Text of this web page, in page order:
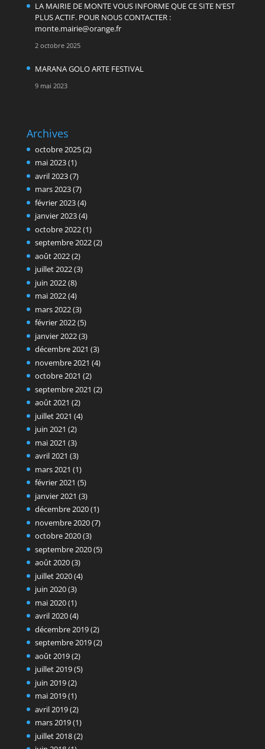
LA MAIRIE DE MONTE VOUS INFORME QUE CE SITE N’EST
PLUS ACTIF. POUR NOUS CONTACTER :
monte.mairie@orange.fr
2 octobre 2025
MARANA GOLO ARTE FESTIVAL
9 mai 2023
Archives
octobre 2025(2)
mai 2023(1)
avril 2023(7)
mars 2023(7)
février 2023(4)
janvier 2023(4)
octobre 2022(1)
septembre 2022(2)
août 2022(2)
juillet 2022(3)
juin 2022(8)
mai 2022(4)
mars 2022(3)
février 2022(5)
janvier 2022(3)
décembre 2021 (3)
novembre 2021 (4)
octobre 2021 (2)
septembre 2021 (2)
août 2021 (2)
juillet 2021 (4)
juin 2021 (2)
mai 2021 (3)
avril 2021 (3)
mars 2021 (1)
février 2021 (5)
janvier 2021 (3)
décembre 2020(1)
novembre 2020(7)
octobre 2020(3)
septembre 2020(5)
août 2020(3)
juillet 2020(4)
juin 2020(3)
mai 2020(1)
avril 2020(4)
décembre 2019(2)
septembre 2019(2)
août 2019(2)
juillet 2019(5)
juin 2019(2)
mai 2019(1)
avril 2019(2)
mars 2019(1)
juillet 2018(2)